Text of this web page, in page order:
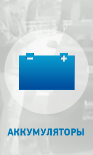
АККУМУЛЯТОРЫ